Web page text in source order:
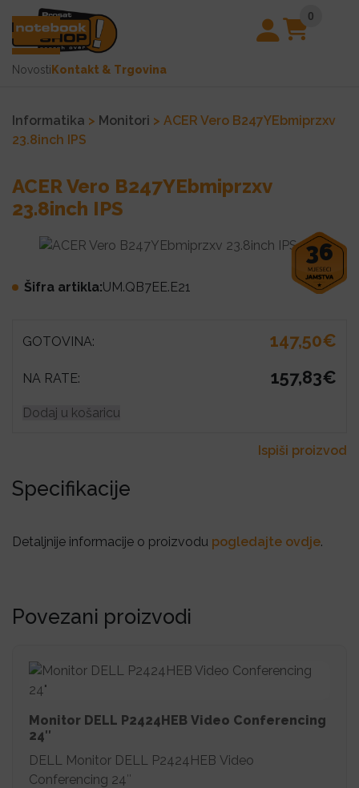
0
Novosti Kontakt & Trgovina
Informatika > Monitori > ACER Vero B247YEbmiprzxv
23.8inch IPS
ACER Vero B247YEbmiprzxv
23.8inch IPS
Šifra artikla:UM.QB7EE.E21
GOTOVINA: 147,50€
NA RATE: 157,83€
Dodaj u košaricu
Ispiši proizvod
Specifikacije
Povezani proizvodi
Monitor DELL P2424HEB Video Conferencing
24″
DELL Monitor DELL P2424HEB Video
Conferencing 24″
36
Detaljnije informacije o proizvodu pogledajte ovdje.